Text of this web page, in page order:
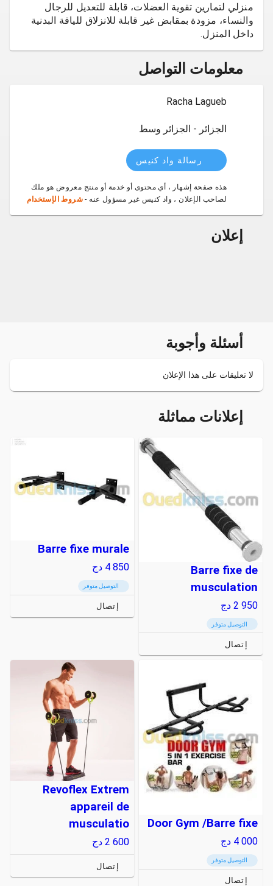
منزلي لتمارين تقوية العضلات، قابلة للتعديل للرجال
والنساء، مزودة بمقابض غير قابلة للانزلاق للياقة البدنية
داخل المنزل.
معلومات التواصل
Racha Lagueb
الجزائر - الجزائر وسط
رسالة واد كنيس
هذه صفحة إشهار ، أي محتوى أو خدمة أو منتج معروض هو ملك
لصاحب الإعلان ، واد كنيس غير مسؤول عنه - شروط الإستخدام
إعلان
أسئلة وأجوبة
لا تعليقات على هذا الإعلان
إعلانات مماثلة
Barre fixe de
musculation
2 950 دج
التوصيل متوفر
إتصال
Barre fixe murale
4 850 دج
التوصيل متوفر
إتصال
Door Gym /Barre fixe
4 000 دج
التوصيل متوفر
إتصال
Revoflex Extrem
appareil de
musculatio
2 600 دج
إتصال